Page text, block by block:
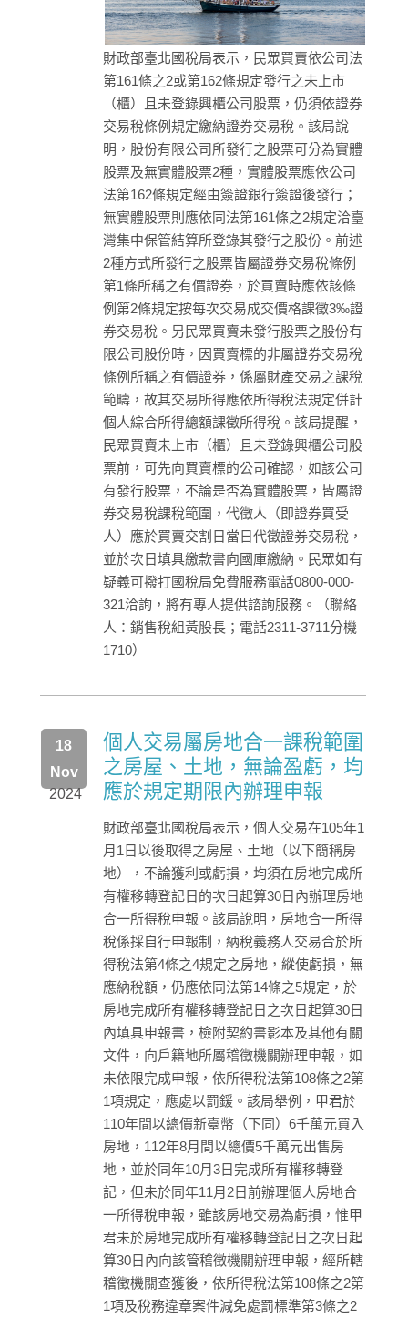
財政部臺北國稅局表示，民眾買賣依公司法
第161條之2或第162條規定發行之未上市
（櫃）且未登錄興櫃公司股票，仍須依證券
交易稅條例規定繳納證券交易稅。該局說
明，股份有限公司所發行之股票可分為實體
股票及無實體股票2種，實體股票應依公司
法第162條規定經由簽證銀行簽證後發行；
無實體股票則應依同法第161條之2規定洽臺
灣集中保管結算所登錄其發行之股份。前述
2種方式所發行之股票皆屬證券交易稅條例
第1條所稱之有價證券，於買賣時應依該條
例第2條規定按每次交易成交價格課徵3‰證
券交易稅。另民眾買賣未發行股票之股份有
限公司股份時，因買賣標的非屬證券交易稅
條例所稱之有價證券，係屬財產交易之課稅
範疇，故其交易所得應依所得稅法規定併計
個人綜合所得總額課徵所得稅。該局提醒，
民眾買賣未上市（櫃）且未登錄興櫃公司股
票前，可先向買賣標的公司確認，如該公司
有發行股票，不論是否為實體股票，皆屬證
券交易稅課稅範圍，代徵人（即證券買受
人）應於買賣交割日當日代徵證券交易稅，
並於次日填具繳款書向國庫繳納。民眾如有
疑義可撥打國稅局免費服務電話0800-000-
321洽詢，將有專人提供諮詢服務。（聯絡
人：銷售稅組黃股長；電話2311-3711分機
1710）
2024
18
Nov
個人交易屬房地合一課稅範圍
之房屋、土地，無論盈虧，均
應於規定期限內辦理申報
財政部臺北國稅局表示，個人交易在105年1
月1日以後取得之房屋、土地（以下簡稱房
地），不論獲利或虧損，均須在房地完成所
有權移轉登記日的次日起算30日內辦理房地
合一所得稅申報。該局說明，房地合一所得
稅係採自行申報制，納稅義務人交易合於所
得稅法第4條之4規定之房地，縱使虧損，無
應納稅額，仍應依同法第14條之5規定，於
房地完成所有權移轉登記日之次日起算30日
內填具申報書，檢附契約書影本及其他有關
文件，向戶籍地所屬稽徵機關辦理申報，如
未依限完成申報，依所得稅法第108條之2第
1項規定，應處以罰鍰。該局舉例，甲君於
110年間以總價新臺幣（下同）6千萬元買入
房地，112年8月間以總價5千萬元出售房
地，並於同年10月3日完成所有權移轉登
記，但未於同年11月2日前辦理個人房地合
一所得稅申報，雖該房地交易為虧損，惟甲
君未於房地完成所有權移轉登記日之次日起
算30日內向該管稽徵機關辦理申報，經所轄
稽徵機關查獲後，依所得稅法第108條之2第
1項及稅務違章案件減免處罰標準第3條之2